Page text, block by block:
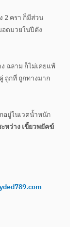
2 ครา ก็มีส่วน
อดมวยในปีดัง
ฉลาม ก็ไม่เคยแพ้
ถูกที่ ถูกทางมาก
อยู่ในเวตน้ำหนัก
หว่าง เขี้ยวพยัคฆ์